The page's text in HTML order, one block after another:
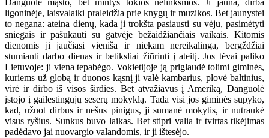
Danguolė mąsto, bet mintys tokios nelinksmos. Ji jauna, dirba
ligoninėje, laisvalaiki praleidžia prie knygų ir muzikos. Bet jaunystei
to negana: ateina dienų, kada ji trokšta pasiausti su vėju, pasimėtyti
sniegais ir pašūkauti su gatvėje bežaidžiančiais vaikais. Kitomis
dienomis ji jaučiasi vieniša ir niekam nereikalinga, bergždžiai
stumianti darbo dienas ir betiksliai žiūrinti į ateitį. Jos tėvai paliko
Lietuvoje: ji viena tepabėgo. Vokietijoje ją priglaudė tolimi giminės,
kuriems už globą ir duonos kąsnį ji valė kambarius, plovė baltinius,
virė ir dirbo iš visos širdies. Bet atvažiavus į Ameriką, Danguolė
įstojo į gailestingųjų seserų mokyklą. Tada visi jos giminės supyko,
kad, užuot dirbus ir nešus pinigus, ji sumanė mokytis, ir nutraukė
visus ryšius. Sunkus buvo laikas. Bet stipri valia ir tvirtas tikėjimas
padėdavo jai nuovargio valandomis, ir ji ištesėjo.